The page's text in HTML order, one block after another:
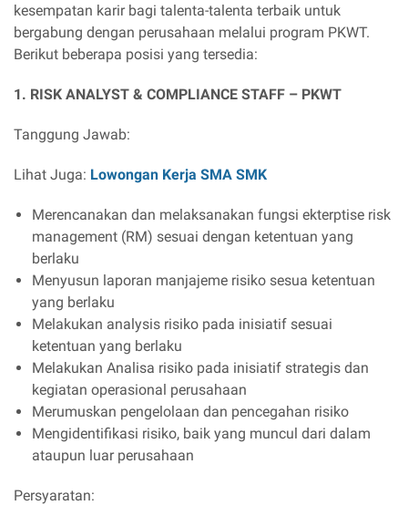
kesempatan karir bagi talenta-talenta terbaik untuk
bergabung dengan perusahaan melalui program PKWT.
Berikut beberapa posisi yang tersedia:
1. RISK ANALYST & COMPLIANCE STAFF – PKWT
Tanggung Jawab:
Lihat Juga: Lowongan Kerja SMA SMK
Merencanakan dan melaksanakan fungsi ekterptise risk
management (RM) sesuai dengan ketentuan yang
berlaku
Menyusun laporan manjajeme risiko sesua ketentuan
yang berlaku
Melakukan analysis risiko pada inisiatif sesuai
ketentuan yang berlaku
Melakukan Analisa risiko pada inisiatif strategis dan
kegiatan operasional perusahaan
Merumuskan pengelolaan dan pencegahan risiko
Mengidentifikasi risiko, baik yang muncul dari dalam
ataupun luar perusahaan
Persyaratan: